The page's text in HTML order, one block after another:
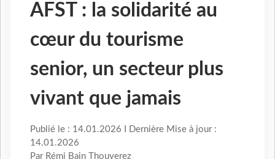
AFST : la solidarité au
cœur du tourisme
senior, un secteur plus
vivant que jamais
Publié le : 14.01.2026 I Dernière Mise à jour :
14.01.2026
Par Rémi Bain Thouverez